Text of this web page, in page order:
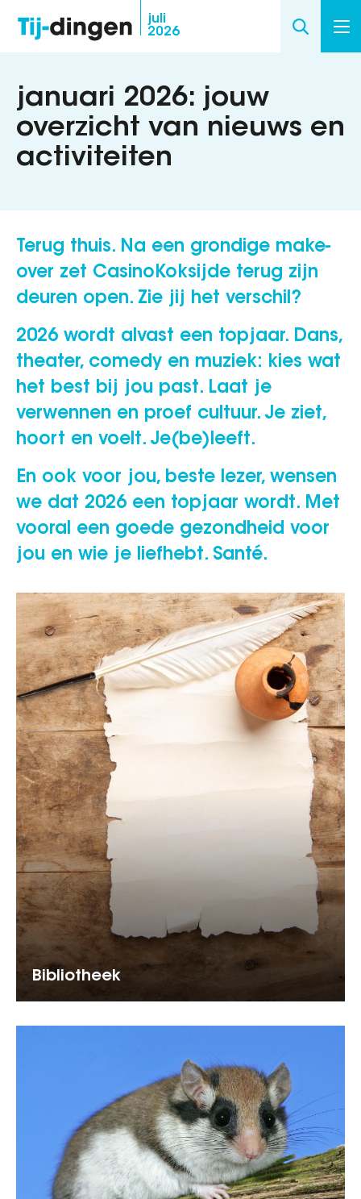
inhoud
gaan
juli
2026
januari 2026: jouw
overzicht van nieuws en
activiteiten
Terug thuis. Na een grondige make-
over zet CasinoKoksijde terug zijn
deuren open. Zie jij het verschil?
2026 wordt alvast een topjaar. Dans,
theater, comedy en muziek: kies wat
het best bij jou past. Laat je
verwennen en proef cultuur. Je ziet,
hoort en voelt. Je(be)leeft.
En ook voor jou, beste lezer, wensen
we dat 2026 een topjaar wordt. Met
vooral een goede gezondheid voor
jou en wie je liefhebt. Santé.
Bibliotheek